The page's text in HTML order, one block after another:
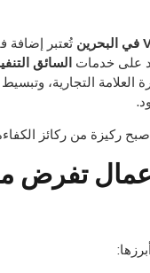
تُعتبر إضافة
على خدمات السائق
التجارية،
ركيزة من ركائز
تفرض